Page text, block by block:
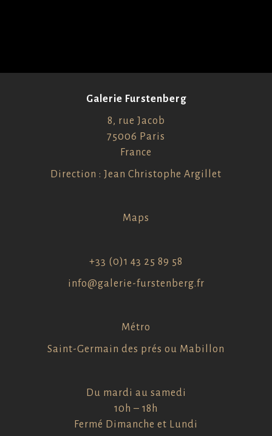
Galerie Furstenberg
8, rue Jacob
75006 Paris
France
Direction : Jean Christophe Argillet
Maps
+33 (0)1 43 25 89 58
info@galerie-furstenberg.fr
Métro
Saint-Germain des prés ou Mabillon
Du mardi au samedi
10h – 18h
Fermé Dimanche et Lundi